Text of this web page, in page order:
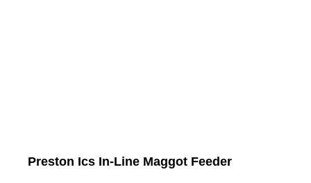
Preston Ics In-Line Maggot Feeder